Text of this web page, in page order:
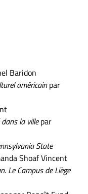
Baridon
américainpar
la villepar
State
Shoaf Vincent
Le Campus de Liège